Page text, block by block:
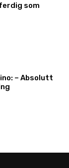
som
– Absolutt